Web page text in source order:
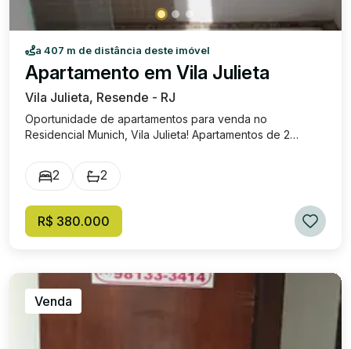
a 407 m de distância deste imóvel
Apartamento em Vila Julieta
Vila Julieta, Resende - RJ
Oportunidade de apartamentos para venda no
Residencial Munich, Vila Julieta! Apartamentos de 2
Banheiro Social; Área de serviço; 1 Vaga de garagem;
79,08m²; Disponíveis apartamentos do 1° ao 7° andar!
Valores R$ 360.000,00 Condomínio: R$ 444,95 IPTU: R$
75,00 Área privativa: R$ 80,00
2 2
R$ 380.000
Venda